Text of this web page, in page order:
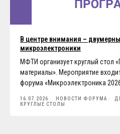
В центре внимания –
микроэлектроники
МФТИ организует круглый стол
материалы». Мероприятие
форума «Микроэлектроника
16.07.2026 НОВОСТИ ФОРУМА
КРУГЛЫЕ СТОЛЫ